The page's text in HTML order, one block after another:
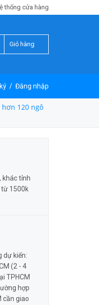
thống cửa hàng
Giỏ hàng
/ Đăng nhập
120 ngô
khác tỉnh
1500k
dự kiến:
(2 - 4
TPHCM
hợp
cần giao